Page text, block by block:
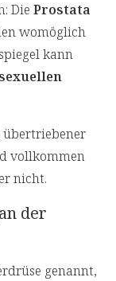
Die Prostata
womöglich
kann
übertriebener
vollkommen
nicht.
der
genannt,